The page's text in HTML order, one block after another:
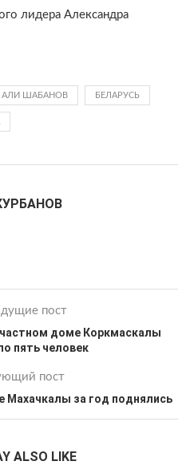
лидера Александра
АЛИ ШАБАНОВ БЕЛАРУСЬ
пост
частном доме Коркмаскалы
пять человек
пост
Махачкалы за год поднялись
ALSO LIKE